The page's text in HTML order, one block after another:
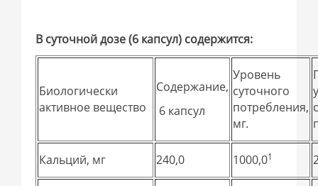
В суточной дозе (6 капсул) содержится:
Биологически
активное вещество
Содержание,
6 капсул
Уровень
суточного
потребления,
мг.
Кальций, мг 240,0 1000,01